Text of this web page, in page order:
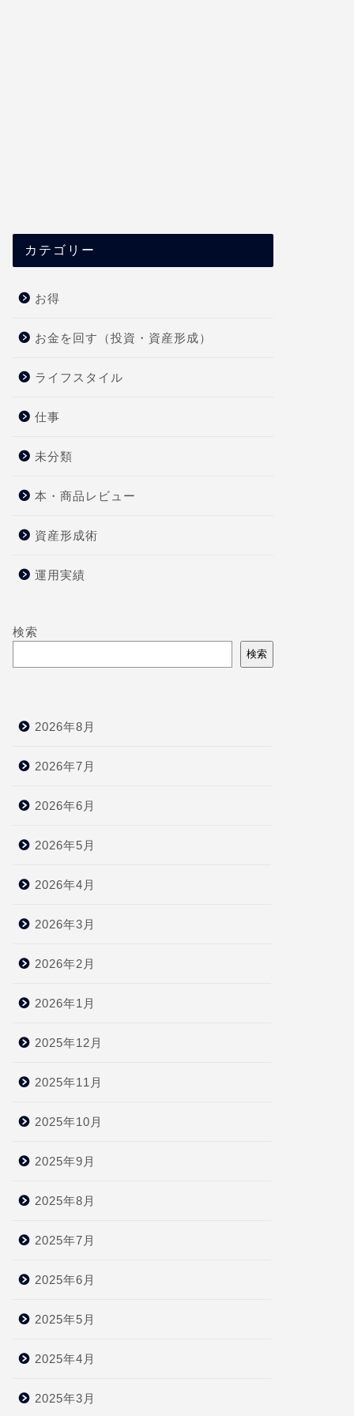
カテゴリー
お得
お金を回す（投資・資産形成）
ライフスタイル
仕事
未分類
本・商品レビュー
資産形成術
運用実績
検索
検索
2026年8月
2026年7月
2026年6月
2026年5月
2026年4月
2026年3月
2026年2月
2026年1月
2025年12月
2025年11月
2025年10月
2025年9月
2025年8月
2025年7月
2025年6月
2025年5月
2025年4月
2025年3月